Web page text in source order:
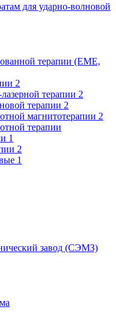
для ударно-волновой
терапии (EME,
2
терапии 2
терапии 2
магнитотерапии 2
терапии
1
2
1
завод (СЭМЗ)